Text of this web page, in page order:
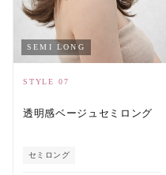
SEMI LONG
STYLE 07
透明感ベージュセミロング
セミロング